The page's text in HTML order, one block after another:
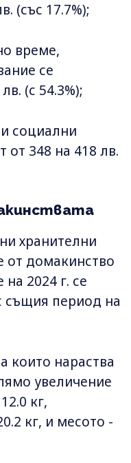
(със 17.7%);
време,
се
(с 54.3%);
социални
от 348 на 418 лв.
хранителни
от домакинство
2024 г. се
същия период на
нараства
увеличение
кг,
кг, и месото -